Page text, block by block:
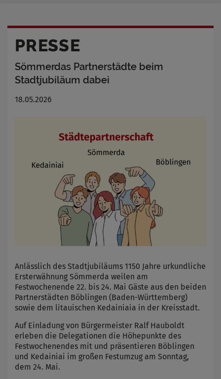
PRESSE
Sömmerdas Partnerstädte beim
Stadtjubiläum dabei
18.05.2026
Anlässlich des Stadtjubiläums 1150 Jahre urkundliche
Ersterwähnung Sömmerda weilen am
Festwochenende 22. bis 24. Mai Gäste aus den beiden
Partnerstädten Böblingen (Baden-Württemberg)
sowie dem litauischen Kedainiaia in der Kreisstadt.
Auf Einladung von Bürgermeister Ralf Hauboldt
erleben die Delegationen die Höhepunkte des
Festwochenendes mit und präsentieren Böblingen
und Kedainiai im großen Festumzug am Sonntag,
dem 24. Mai.